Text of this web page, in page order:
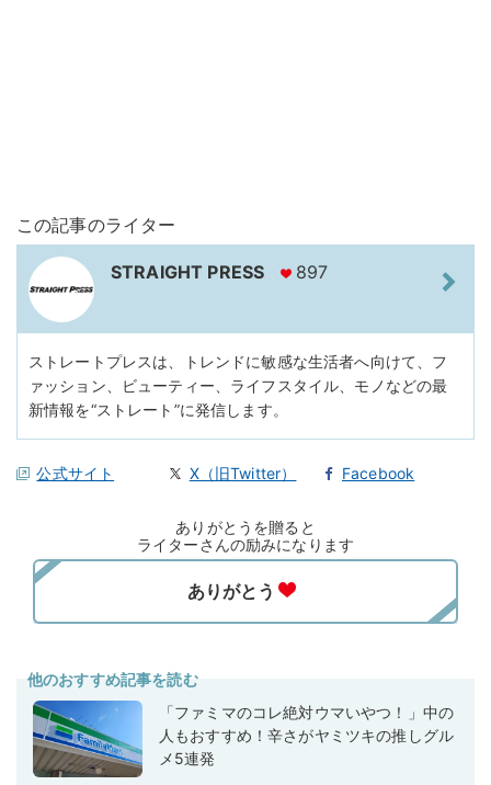
この記事のライター
STRAIGHT PRESS 897
ストレートプレスは、トレンドに敏感な生活者へ向けて、フ
ァッション、ビューティー、ライフスタイル、モノなどの最
新情報を“ストレート”に発信します。
公式サイト X（旧Twitter） Facebook
ありがとうを贈ると
ライターさんの励みになります
他のおすすめ記事を読む
「ファミマのコレ絶対ウマいやつ！」中の
人もおすすめ！辛さがヤミツキの推しグル
メ5連発